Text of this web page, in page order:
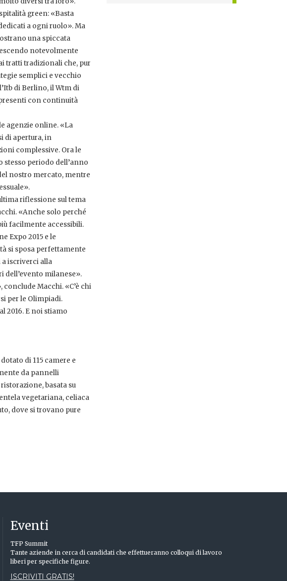
green: «Basta
a ogni ruolo». Ma
una spiccata
notevolmente
tratti tradizionali che, pur
semplici e vecchio
di Berlino, il Wtm di
con continuità
agenzie online. «La
di apertura, in
complessive. Ora le
stesso periodo dell’anno
nostro mercato, mentre
riflessione sul tema
«Anche solo perché
facilmente accessibili.
Expo 2015 e le
si sposa perfettamente
a iscriverci alla
dell’evento milanese».
Macchi. «C’è chi
per le Olimpiadi.
2016. E noi stiamo
di 115 camere e
da pannelli
basata su
vegetariana, celiaca
dove si trovano pure
Eventi
TFP Summit
Tante aziende in cerca di candidati che effettueranno colloqui di lavoro
liberi per specifiche figure.
ISCRIVITI GRATIS!